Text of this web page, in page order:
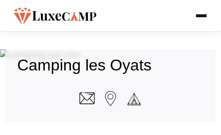
Camping les Oyats